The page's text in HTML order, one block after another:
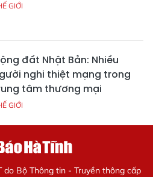
GIỚI
đất Nhật Bản: Nhiều
nghi thiệt mạng trong
tâm thương mại
GIỚI
do Bộ Thông tin - Truyền thông cấp